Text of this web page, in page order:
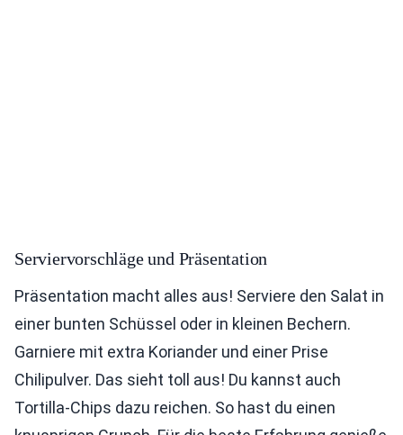
Serviervorschläge und Präsentation
Präsentation macht alles aus! Serviere den Salat in
einer bunten Schüssel oder in kleinen Bechern.
Garniere mit extra Koriander und einer Prise
Chilipulver. Das sieht toll aus! Du kannst auch
Tortilla-Chips dazu reichen. So hast du einen